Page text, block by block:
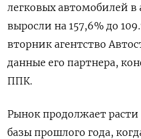
легковых автомобилей в
выросли на 157,6% до
вторник агентство
данные его партнера,
ППК.
Рынок продолжает
базы прошлого года,